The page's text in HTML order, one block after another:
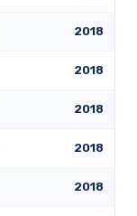
2018
2018
2018
2018
2018